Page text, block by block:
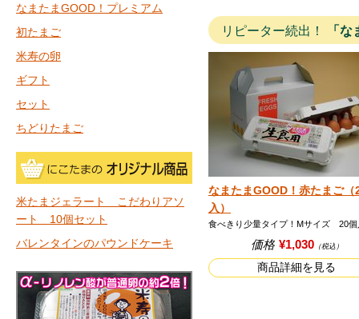
なまたまGOOD！プレミアム
初たまご
米寿の卵
ギフト
セット
ちどりたまご
米たまジェラート こだわりアソ
ート 10個セット
バレンタインのパウンドケーキ
リピーター続出！ 「
なまたまGOOD！赤たまご（
入）
食べきり少量タイプ！Mサイズ 20個
価格 ¥1,030（税込）
商品詳細を見る